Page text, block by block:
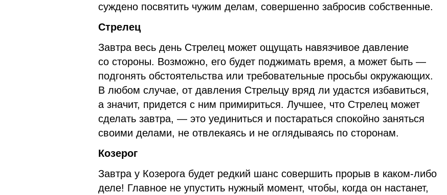
суждено посвятить чужим делам, совершенно забросив собственные.
Стрелец
Завтра весь день Стрелец может ощущать навязчивое давление
со стороны. Возможно, его будет поджимать время, а может быть —
подгонять обстоятельства или требовательные просьбы окружающих.
В любом случае, от давления Стрельцу вряд ли удастся избавиться,
а значит, придется с ним примириться. Лучшее, что Стрелец может
сделать завтра, — это уединиться и постараться спокойно заняться
своими делами, не отвлекаясь и не оглядываясь по сторонам.
Козерог
Завтра у Козерога будет редкий шанс совершить прорыв в каком-либо
деле! Главное не упустить нужный момент, чтобы, когда он настанет,